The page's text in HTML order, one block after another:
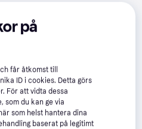
på
får åtkomst till
ID i cookies. Detta görs
För att vidta dessa
som du kan ge via
som helst hantera dina
baserat på legitimt